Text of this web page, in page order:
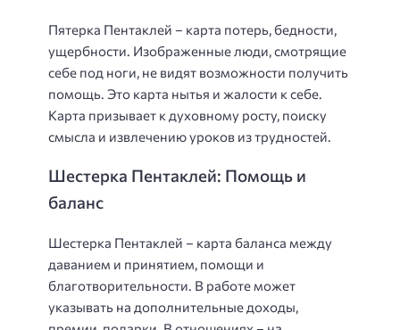
Пятерка Пентаклей – карта потерь, бедности,
ущербности. Изображенные люди, смотрящие
себе под ноги, не видят возможности получить
помощь. Это карта нытья и жалости к себе.
Карта призывает к духовному росту, поиску
смысла и извлечению уроков из трудностей.
Шестерка Пентаклей: Помощь и
баланс
Шестерка Пентаклей – карта баланса между
даванием и принятием, помощи и
благотворительности. В работе может
указывать на дополнительные доходы,